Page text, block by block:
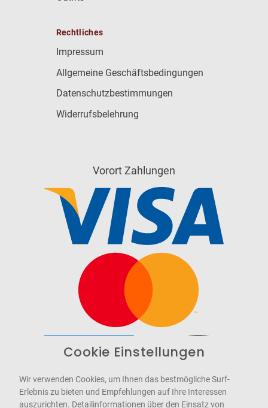
Rechtliches
Impressum
Allgemeine Geschäftsbedingungen
Datenschutzbestimmungen
Widerrufsbelehrung
Vorort Zahlungen
WCAG-2.1-AA
Cookie Einstellungen
Wir verwenden Cookies, um Ihnen das bestmögliche Surf-
Erlebnis zu bieten und Empfehlungen auf Ihre Interessen
auszurichten. Detailinformationen über den Einsatz von